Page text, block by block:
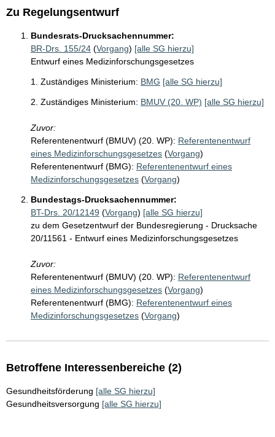
Zu Regelungsentwurf
Bundesrats-Drucksachennummer:
BR-Drs. 155/24 (Vorgang) [alle SG hierzu]
Entwurf eines Medizinforschungsgesetzes
1. Zuständiges Ministerium: BMG [alle SG hierzu]
2. Zuständiges Ministerium: BMUV (20. WP) [alle SG hierzu]
Zuvor:
Referentenentwurf (BMUV) (20. WP): Referentenentwurf
eines Medizinforschungsgesetzes (Vorgang)
Referentenentwurf (BMG): Referentenentwurf eines
Medizinforschungsgesetzes (Vorgang)
Bundestags-Drucksachennummer:
BT-Drs. 20/12149 (Vorgang) [alle SG hierzu]
zu dem Gesetzentwurf der Bundesregierung - Drucksache
20/11561 - Entwurf eines Medizinforschungsgesetzes
Zuvor:
Referentenentwurf (BMUV) (20. WP): Referentenentwurf
eines Medizinforschungsgesetzes (Vorgang)
Referentenentwurf (BMG): Referentenentwurf eines
Medizinforschungsgesetzes (Vorgang)
Betroffene Interessenbereiche (2)
Gesundheitsförderung [alle SG hierzu]
Gesundheitsversorgung [alle SG hierzu]